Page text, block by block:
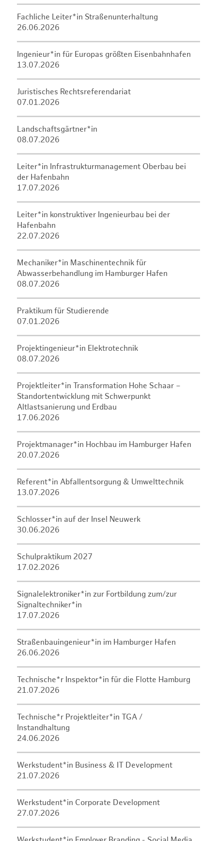
Fachliche Leiter*in Straßenunterhaltung
26.06.2026
Ingenieur*in für Europas größten Eisenbahnhafen
13.07.2026
Juristisches Rechtsreferendariat
07.01.2026
Landschaftsgärtner*in
08.07.2026
Leiter*in Infrastrukturmanagement Oberbau bei
der Hafenbahn
17.07.2026
Leiter*in konstruktiver Ingenieurbau bei der
Hafenbahn
22.07.2026
Mechaniker*in Maschinentechnik für
Abwasserbehandlung im Hamburger Hafen
08.07.2026
Praktikum für Studierende
07.01.2026
Projektingenieur*in Elektrotechnik
08.07.2026
Projektleiter*in Transformation Hohe Schaar –
Standortentwicklung mit Schwerpunkt
Altlastsanierung und Erdbau
17.06.2026
Projektmanager*in Hochbau im Hamburger Hafen
20.07.2026
Referent*in Abfallentsorgung & Umwelttechnik
13.07.2026
Schlosser*in auf der Insel Neuwerk
30.06.2026
Schulpraktikum 2027
17.02.2026
Signalelektroniker*in zur Fortbildung zum/zur
Signaltechniker*in
17.07.2026
Straßenbauingenieur*in im Hamburger Hafen
26.06.2026
Technische*r Inspektor*in für die Flotte Hamburg
21.07.2026
Technische*r Projektleiter*in TGA /
Instandhaltung
24.06.2026
Werkstudent*in Business & IT Development
21.07.2026
Werkstudent*in Corporate Development
27.07.2026